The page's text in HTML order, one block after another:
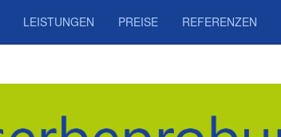
LEISTUNGEN PREISE REFERENZEN